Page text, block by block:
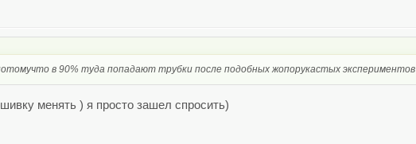
в 90% туда попадают трубки после подобных жопорукастых экспериментов
менять ) я просто зашел спросить)